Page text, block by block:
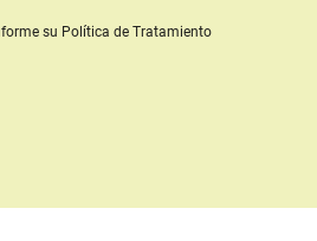
su Política de Tratamiento